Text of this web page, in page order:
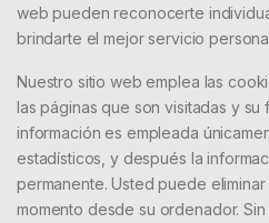
web pueden reconocerte
brindarte el mejor servicio
Nuestro sitio web emplea las
las páginas que son visitadas y su
información es empleada
estadísticos, y después la
permanente. Usted puede
momento desde su ordenador.